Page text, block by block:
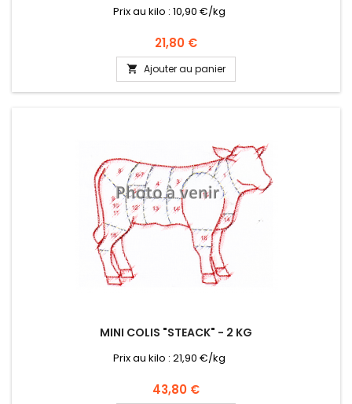
Prix au kilo : 10,90 €/kg
Prix
21,80 €
 Ajouter au panier
MINI COLIS "STEACK" - 2 KG
Prix au kilo : 21,90 €/kg
Prix
43,80 €